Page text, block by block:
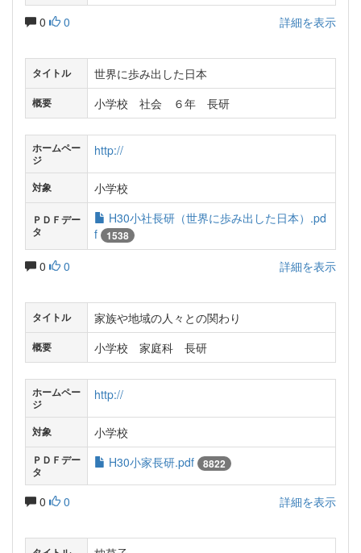
0 0 詳細を表示
タイトル 世界に歩み出した日本
概要 小学校 社会 ６年 長研
ホームペー
ジ
http://
対象 小学校
ＰＤＦデー
タ
H30小社長研（世界に歩み出した日本）.pd
f
1538
0 0 詳細を表示
タイトル 家族や地域の人々との関わり
概要 小学校 家庭科 長研
ホームペー
ジ
http://
対象 小学校
ＰＤＦデー
タ
H30小家長研.pdf 8822
0 0 詳細を表示